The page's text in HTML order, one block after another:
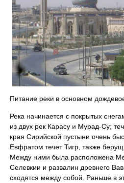
Питание реки в основном
Река начинается с покрытых
из двух рек Карасу и Мурад-Су;
края Сирийской пустыни очень
Евфратом течет Тигр, также
Между ними была расположена
Селевкии и развалин древнего
сходятся между собой. Раньше в